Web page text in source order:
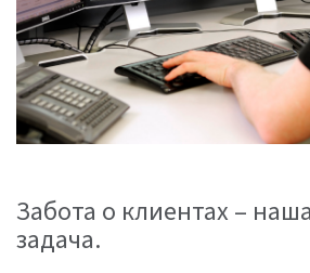
Забота о клиентах –
задача.